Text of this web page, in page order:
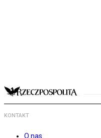
KONTAKT
O nas